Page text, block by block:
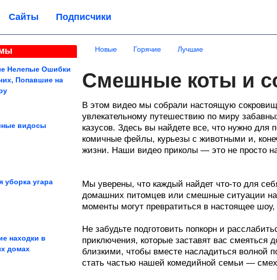
Сайты Подписчики
Нелепые Ошибки
Попавшие на
видосы
уборка угара
находки в
домах
Новые Горячие Лучшие
Смешные коты и
В этом видео мы собрали настоящую
увлекательному путешествию по миру
казусов. Здесь вы найдете все, что нужно
комичные фейлы, курьезы с животными и,
жизни. Наши видео приколы — это не просто
Мы уверены, что каждый найдет что-то для
домашних питомцев или смешные ситуации
моменты могут превратиться в настоящее
Не забудьте подготовить попкорн и
приключения, которые заставят вас
близкими, чтобы вместе насладиться волной
стать частью нашей комедийной семьи —